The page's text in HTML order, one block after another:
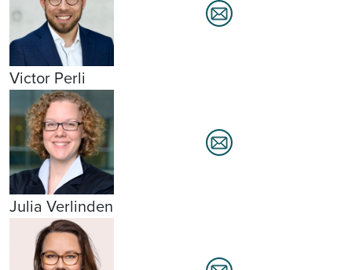
Victor Perli
Julia Verlinden